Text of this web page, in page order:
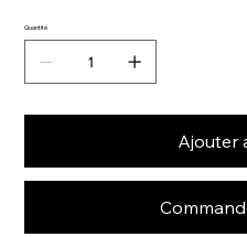
Quantité
Ajouter